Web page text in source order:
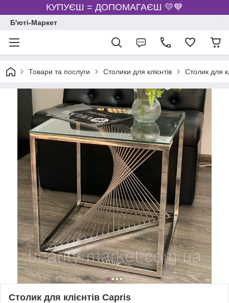
КУПУЄШ = ДОПОМАГАЄШ 💛💙
Б'юті-Маркет
Товари та послуги Столики для клієнтів Столик для
Столик для клієнтів Capris